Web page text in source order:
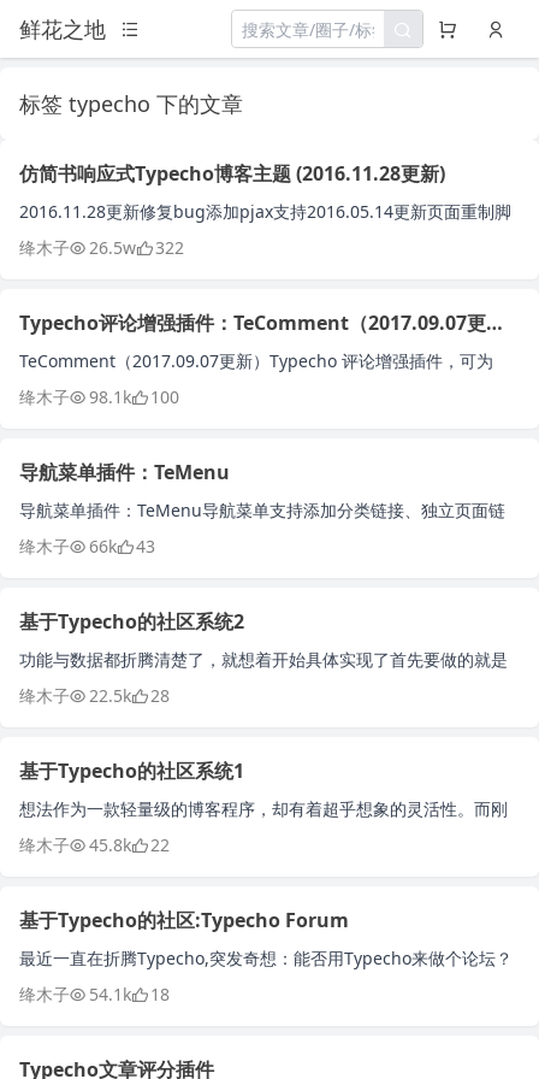
鲜花之地
标签 typecho 下的文章
仿简书响应式Typecho博客主题 (2016.11.28更新)
2016.11.28更新修复bug添加pjax支持2016.05.14更新页面重制脚
本重制部分功能整合到配套插件中暂时去掉了七牛CDN下载:Jia...
绛木子 26.5w 322
Typecho评论增强插件：TeComment（2017.09.07更新）
TeComment（2017.09.07更新）Typecho 评论增强插件，可为
Typecho评论增加评论工具栏、实现评论列表异步加载以及Ajax...
绛木子 98.1k 100
导航菜单插件：TeMenu
导航菜单插件：TeMenu导航菜单支持添加分类链接、独立页面链
接以及自定义链接导航菜单链接支持自定义链接图标及打开方式导
绛木子 66k 43
基于Typecho的社区系统2
功能与数据都折腾清楚了，就想着开始具体实现了首先要做的就是
需要能够修改系统的路由。这个并没有费很大力气，直接百度搜到
绛木子 22.5k 28
基于Typecho的社区系统1
想法作为一款轻量级的博客程序，却有着超乎想象的灵活性。而刚
好自己也通过TP写过类似社区的程序，只不过感觉太臃肿繁复了……
绛木子 45.8k 22
基于Typecho的社区:Typecho Forum
最近一直在折腾Typecho,突发奇想：能否用Typecho来做个论坛？
在网上查找了一番，发现还真有类似的插件，不过作者好像已经不
绛木子 54.1k 18
Typecho文章评分插件